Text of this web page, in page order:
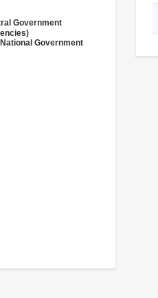
Government
National Government